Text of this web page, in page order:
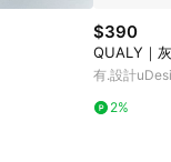
$390
QUALY｜
有.設計
2%